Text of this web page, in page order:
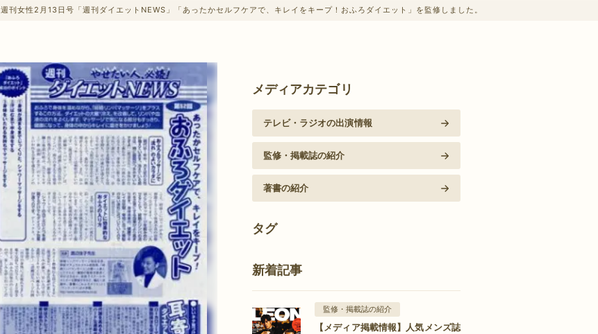
週刊女性2月13日号「週刊ダイエットNEWS」「あったかセルフケアで、キレイをキープ！おふろダイエット」を監修しました。
メディアカテゴリ
テレビ・ラジオの出演情報
監修・掲載誌の紹介
著書の紹介
タグ
新着記事
監修・掲載誌の紹介
【メディア掲載情報】人気メンズ誌